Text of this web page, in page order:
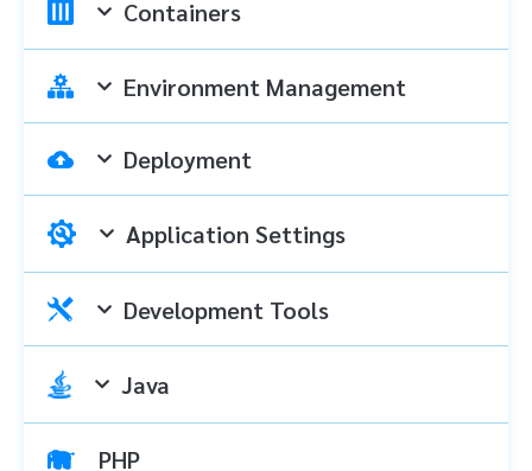
Containers
Environment Management
Deployment
Application Settings
Development Tools
Java
PHP